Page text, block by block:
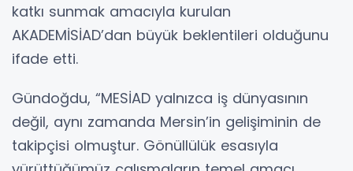
katkı sunmak amacıyla kurulan
AKADEMİSİAD’dan büyük beklentileri olduğunu
ifade etti.
Gündoğdu, “MESİAD yalnızca iş dünyasının
değil, aynı zamanda Mersin’in gelişiminin de
takipçisi olmuştur. Gönüllülük esasıyla